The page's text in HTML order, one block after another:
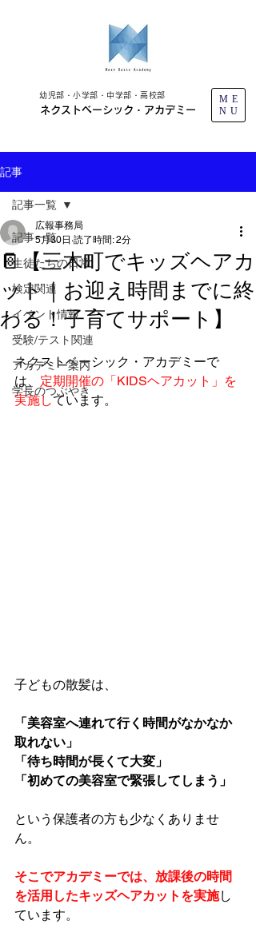
幼児部・小学部・中学部・高校部
ネクストベーシック・アカデミー
ME
NU
記事
記事一覧
生徒たちの日常
検定関連
イベント情報
受験/テスト関連
アカデミー案内
学長のつぶやき
記事一覧
📔【三木町でキッズヘアカ
ット｜お迎え時間までに終
わる！子育てサポート】
広報事務局
5月30日 読了時間: 2分
ネクストベーシック・アカデミーで
は、 定期開催の「KIDSヘアカット」を
実施しています。
子どもの散髪は、
「美容室へ連れて行く時間がなかなか
取れない」
「待ち時間が長くて大変」
「初めての美容室で緊張してしまう」
という保護者の方も少なくありませ
ん。
そこでアカデミーでは、放課後の時間
を活用したキッズヘアカットを実施し
ています。